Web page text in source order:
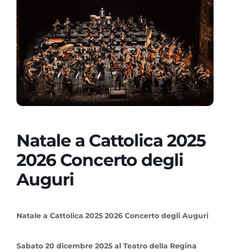
Natale a Cattolica 2025
2026 Concerto degli
Auguri
Natale a Cattolica 2025 2026 Concerto degli Auguri
Sabato 20 dicembre 2025 al Teatro della Regina